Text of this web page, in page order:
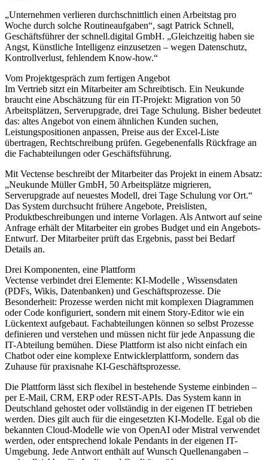
„Unternehmen verlieren durchschnittlich einen Arbeitstag pro
Woche durch solche Routineaufgaben“, sagt Patrick Schnell,
Geschäftsführer der schnell.digital GmbH. „Gleichzeitig haben sie
Angst, Künstliche Intelligenz einzusetzen – wegen Datenschutz,
Kontrollverlust, fehlendem Know-how.“
Vom Projektgespräch zum fertigen Angebot
Im Vertrieb sitzt ein Mitarbeiter am Schreibtisch. Ein Neukunde
braucht eine Abschätzung für ein IT-Projekt: Migration von 50
Arbeitsplätzen, Serverupgrade, drei Tage Schulung. Bisher bedeutet
das: altes Angebot von einem ähnlichen Kunden suchen,
Leistungspositionen anpassen, Preise aus der Excel-Liste
übertragen, Rechtschreibung prüfen. Gegebenenfalls Rückfrage an
die Fachabteilungen oder Geschäftsführung.
Mit Vectense beschreibt der Mitarbeiter das Projekt in einem Absatz:
„Neukunde Müller GmbH, 50 Arbeitsplätze migrieren,
Serverupgrade auf neuestes Modell, drei Tage Schulung vor Ort.“
Das System durchsucht frühere Angebote, Preislisten,
Produktbeschreibungen und interne Vorlagen. Als Antwort auf seine
Anfrage erhält der Mitarbeiter ein grobes Budget und ein Angebots-
Entwurf. Der Mitarbeiter prüft das Ergebnis, passt bei Bedarf
Details an.
Drei Komponenten, eine Plattform
Vectense verbindet drei Elemente: KI-Modelle , Wissensdaten
(PDFs, Wikis, Datenbanken) und Geschäftsprozesse. Die
Besonderheit: Prozesse werden nicht mit komplexen Diagrammen
oder Code konfiguriert, sondern mit einem Story-Editor wie ein
Lückentext aufgebaut. Fachabteilungen können so selbst Prozesse
definieren und verstehen und müssen nicht für jede Anpassung die
IT-Abteilung bemühen. Diese Plattform ist also nicht einfach ein
Chatbot oder eine komplexe Entwicklerplattform, sondern das
Zuhause für praxisnahe KI-Geschäftsprozesse.
Die Plattform lässt sich flexibel in bestehende Systeme einbinden –
per E-Mail, CRM, ERP oder REST-APIs. Das System kann in
Deutschland gehostet oder vollständig in der eigenen IT betrieben
werden. Dies gilt auch für die eingesetzten KI-Modelle. Egal ob die
bekannten Cloud-Modelle wie von OpenAI oder Mistral verwendet
werden, oder entsprechend lokale Pendants in der eigenen IT-
Umgebung. Jede Antwort enthält auf Wunsch Quellenangaben –